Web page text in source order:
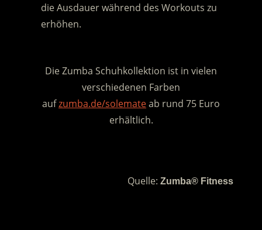
die Ausdauer während des Workouts zu
erhöhen.
Die Zumba Schuhkollektion ist in vielen
verschiedenen Farben
aufzumba.de/solemateab rund 75 Euro
erhältlich.
Quelle: Zumba® Fitness